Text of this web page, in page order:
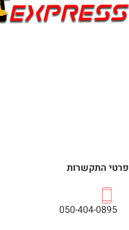
פרטי התקשרות
050-404-0895